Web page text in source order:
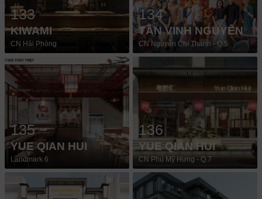
133
KIWAMI
CN Hải Phòng
134
TÂN VINH NGUYÊN
CN Nguyễn Chí Thanh - Q.5
135
YUE QIAN HUI
Landmark 6
136
YUE QIAN HUI
CN Phú Mỹ Hưng - Q.7